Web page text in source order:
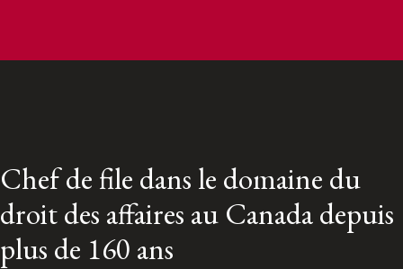
Chef de file dans le domaine du
droit des affaires au Canada depuis
plus de 160 ans